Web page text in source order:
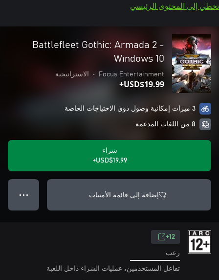
تخطي إلى المحتوى الرئيسي
Battlefleet Gothic: Armada 2 -
Windows 10
Focus Entertainment
• الاستراتيجية
USD$19.99+
3 ميزات إمكانية وصول ذوي الاحتياجات الخاصة
8 من اللغات المدعمة
شراء
USD$19.99+
إضافة إلى قائمة الأمنيات ● ● ●
12+
رعب
تفاعل المستخدمين، عمليات الشراء داخل اللعبة